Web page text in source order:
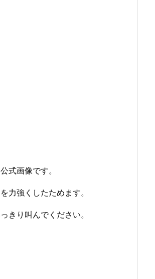
式画像です。
力強くしたためます。
きり叫んでください。